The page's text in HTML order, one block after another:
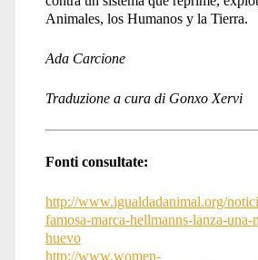
Animales, los Humanos y la Tierra.
Ada Carcione
Traduzione a cura di Gonxo Xervi
Fonti consultate:
http://www.igualdadanimal.org/
famosa-marca-hellmanns-lanza-una-
huevo
http://www.women-